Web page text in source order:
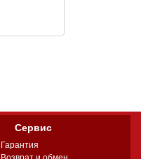
Сервис
Гарантия